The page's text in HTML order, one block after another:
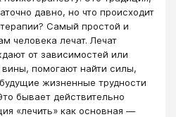
давно, но что происходит
Самый простой и
человека лечат. Лечат
от зависимостей или
помогают найти силы,
жизненные трудности
бывает действительно
«лечить» как основная —